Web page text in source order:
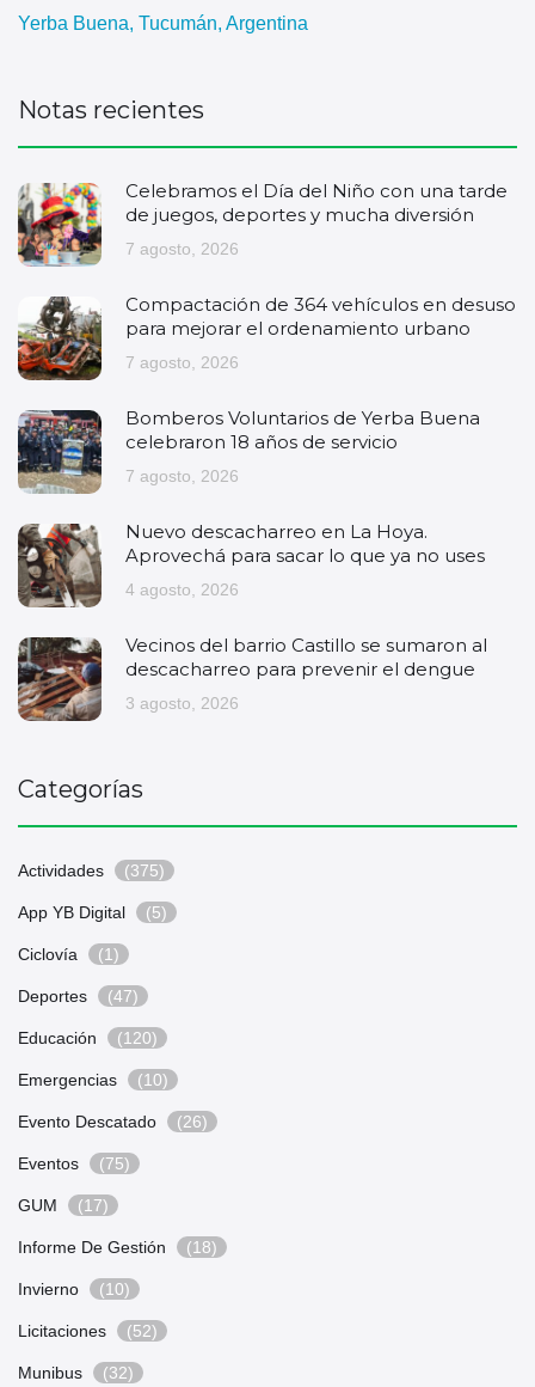
Yerba Buena, Tucumán, Argentina
Notas recientes
Celebramos el Día del Niño con una tarde
de juegos, deportes y mucha diversión
7 agosto, 2026
Compactación de 364 vehículos en desuso
para mejorar el ordenamiento urbano
7 agosto, 2026
Bomberos Voluntarios de Yerba Buena
celebraron 18 años de servicio
7 agosto, 2026
Nuevo descacharreo en La Hoya.
Aprovechá para sacar lo que ya no uses
4 agosto, 2026
Vecinos del barrio Castillo se sumaron al
descacharreo para prevenir el dengue
3 agosto, 2026
Categorías
Actividades (375)
App YB Digital (5)
Ciclovía (1)
Deportes (47)
Educación (120)
Emergencias (10)
Evento Descatado (26)
Eventos (75)
GUM (17)
Informe De Gestión (18)
Invierno (10)
Licitaciones (52)
Munibus (32)